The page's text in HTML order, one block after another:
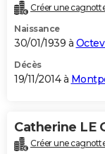
Créer une
Naissance
30/01/1939 à
Décès
19/11/2014 à
Catherine LE
Créer une